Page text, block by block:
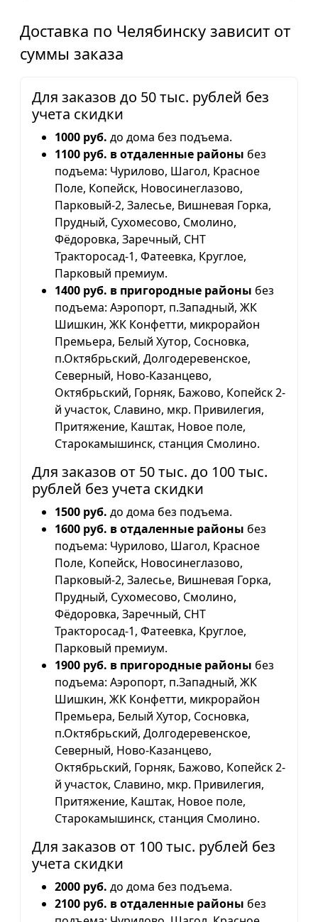
Доставка по Челябинску зависит от
суммы заказа
Для заказов до 50 тыс. рублей без
учета скидки
1000 руб. до дома без подъема.
1100 руб. в отдаленные районы без
подъема: Чурилово, Шагол, Красное
Поле, Копейск, Новосинеглазово,
Парковый-2, Залесье, Вишневая Горка,
Прудный, Сухомесово, Смолино,
Фёдоровка, Заречный, СНТ
Тракторосад-1, Фатеевка, Круглое,
Парковый премиум.
1400 руб. в пригородные районы без
подъема: Аэропорт, п.Западный, ЖК
Шишкин, ЖК Конфетти, микрорайон
Премьера, Белый Хутор, Сосновка,
п.Октябрьский, Долгодеревенское,
Северный, Ново-Казанцево,
Октябрьский, Горняк, Бажово, Копейск 2-
й участок, Славино, мкр. Привилегия,
Притяжение, Каштак, Новое поле,
Старокамышинск, станция Смолино.
Для заказов от 50 тыс. до 100 тыс.
рублей без учета скидки
1500 руб. до дома без подъема.
1600 руб. в отдаленные районы без
подъема: Чурилово, Шагол, Красное
Поле, Копейск, Новосинеглазово,
Парковый-2, Залесье, Вишневая Горка,
Прудный, Сухомесово, Смолино,
Фёдоровка, Заречный, СНТ
Тракторосад-1, Фатеевка, Круглое,
Парковый премиум.
1900 руб. в пригородные районы без
подъема: Аэропорт, п.Западный, ЖК
Шишкин, ЖК Конфетти, микрорайон
Премьера, Белый Хутор, Сосновка,
п.Октябрьский, Долгодеревенское,
Северный, Ново-Казанцево,
Октябрьский, Горняк, Бажово, Копейск 2-
й участок, Славино, мкр. Привилегия,
Притяжение, Каштак, Новое поле,
Старокамышинск, станция Смолино.
Для заказов от 100 тыс. рублей без
учета скидки
2000 руб. до дома без подъема.
2100 руб. в отдаленные районы без